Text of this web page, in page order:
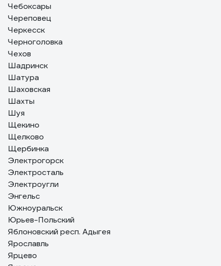
Чебоксары
Череповец
Черкесск
Черноголовка
Чехов
Шадринск
Шатура
Шаховская
Шахты
Шуя
Щекино
Щелково
Щербинка
Электрогорск
Электросталь
Электроугли
Энгельс
Южноуральск
Юрьев-Польский
Яблоновский респ. Адыгея
Ярославль
Ярцево